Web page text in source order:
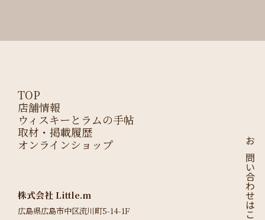
お問い合わせはこちら
TOP
店舗情報
ウィスキーとラムの手帖
取材・掲載履歴
オンラインショップ
株式会社 Little.m
広島県広島市中区流川町5-14-1F